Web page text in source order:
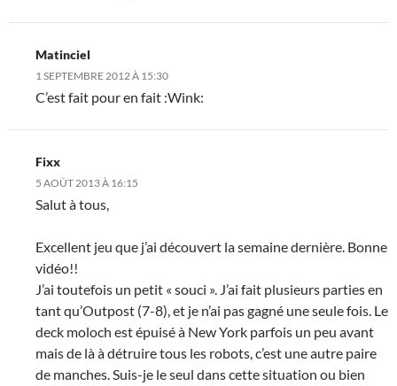
Matinciel
1 SEPTEMBRE 2012 À 15:30
C’est fait pour en fait :Wink:
Fixx
5 AOÛT 2013 À 16:15
Salut à tous,
Excellent jeu que j’ai découvert la semaine dernière. Bonne
vidéo!!
J’ai toutefois un petit « souci ». J’ai fait plusieurs parties en
tant qu’Outpost (7-8), et je n’ai pas gagné une seule fois. Le
deck moloch est épuisé à New York parfois un peu avant
mais de là à détruire tous les robots, c’est une autre paire
de manches. Suis-je le seul dans cette situation ou bien